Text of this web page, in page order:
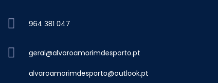
964 381 047
geral@alvaroamorimdesporto.pt
alvaroamorimdesporto@outlook.pt